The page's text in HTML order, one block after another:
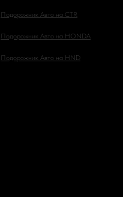
Подорожник Авто на CTR
Подорожник Авто на HONDA
Подорожник Авто на HND